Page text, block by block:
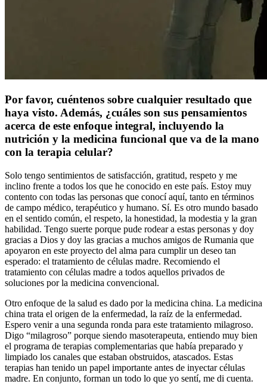
Por favor, cuéntenos sobre cualquier resultado que
haya visto. Además, ¿cuáles son sus pensamientos
acerca de este enfoque integral, incluyendo la
nutrición y la medicina funcional que va de la mano
con la terapia celular?
Solo tengo sentimientos de satisfacción, gratitud, respeto y me
inclino frente a todos los que he conocido en este país. Estoy muy
contento con todas las personas que conocí aquí, tanto en términos
de campo médico, terapéutico y humano. Sí. Es otro mundo basado
en el sentido común, el respeto, la honestidad, la modestia y la gran
habilidad. Tengo suerte porque pude rodear a estas personas y doy
gracias a Dios y doy las gracias a muchos amigos de Rumania que
apoyaron en este proyecto del alma para cumplir un deseo tan
esperado: el tratamiento de células madre. Recomiendo el
tratamiento con células madre a todos aquellos privados de
soluciones por la medicina convencional.
Otro enfoque de la salud es dado por la medicina china. La medicina
china trata el origen de la enfermedad, la raíz de la enfermedad.
Espero venir a una segunda ronda para este tratamiento milagroso.
Digo “milagroso” porque siendo masoterapeuta, entiendo muy bien
el programa de terapias complementarias que había preparado y
limpiado los canales que estaban obstruidos, atascados. Estas
terapias han tenido un papel importante antes de inyectar células
madre. En conjunto, forman un todo lo que yo sentí, me di cuenta.